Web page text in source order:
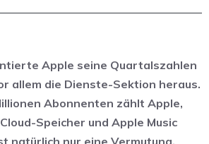
Apple seine Quartalszahlen
allem die Dienste-Sektion heraus.
Abonnenten zählt Apple,
Speicher und Apple Music
natürlich nur eine Vermutung,